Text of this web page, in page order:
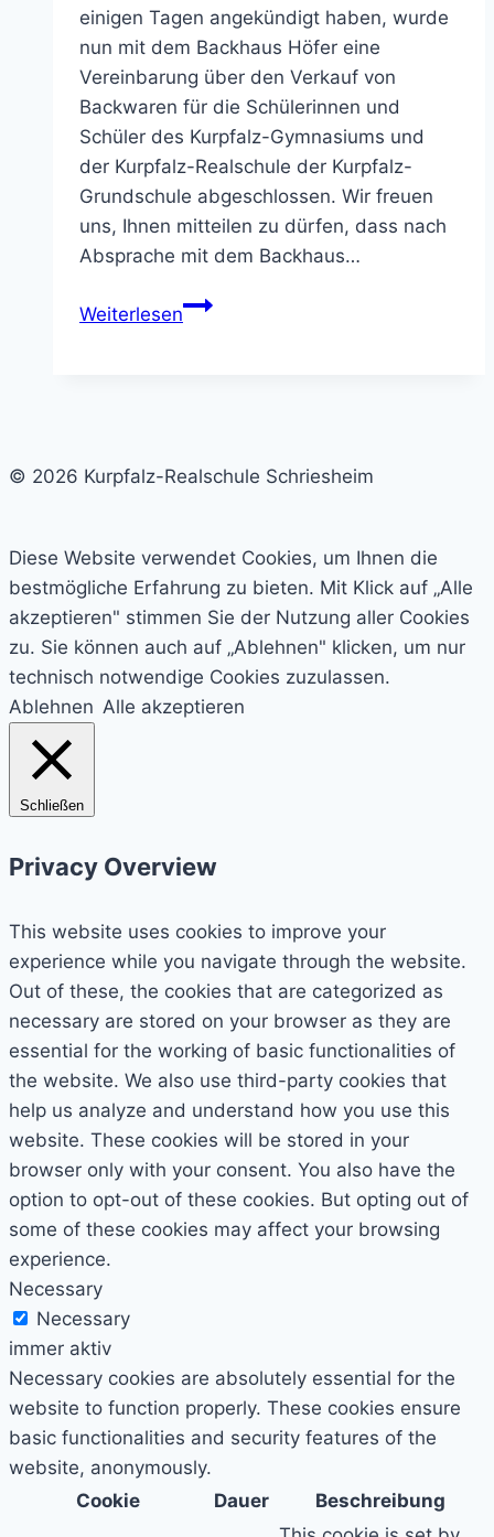
einigen Tagen angekündigt haben, wurde
nun mit dem Backhaus Höfer eine
Vereinbarung über den Verkauf von
Backwaren für die Schülerinnen und
Schüler des Kurpfalz-Gymnasiums und
der Kurpfalz-Realschule der Kurpfalz-
Grundschule abgeschlossen. Wir freuen
uns, Ihnen mitteilen zu dürfen, dass nach
Absprache mit dem Backhaus…
WeiterlesenEssensversorgung
der
und
des
Kurpfalz-
Gymnasiums
© 2026 Kurpfalz-Realschule Schriesheim
Diese Website verwendet Cookies, um Ihnen die
bestmögliche Erfahrung zu bieten. Mit Klick auf „Alle
akzeptieren" stimmen Sie der Nutzung aller Cookies
zu. Sie können auch auf „Ablehnen" klicken, um nur
technisch notwendige Cookies zuzulassen.
Ablehnen Alle akzeptieren
Schließen
Privacy Overview
This website uses cookies to improve your
experience while you navigate through the website.
Out of these, the cookies that are categorized as
necessary are stored on your browser as they are
essential for the working of basic functionalities of
the website. We also use third-party cookies that
help us analyze and understand how you use this
website. These cookies will be stored in your
browser only with your consent. You also have the
option to opt-out of these cookies. But opting out of
some of these cookies may affect your browsing
experience.
Necessary
Necessary
immer aktiv
Necessary cookies are absolutely essential for the
website to function properly. These cookies ensure
basic functionalities and security features of the
website, anonymously.
Cookie
Dauer
Beschreibung